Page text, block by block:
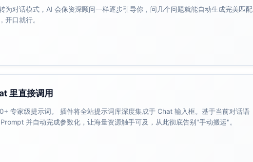
达到500+，参赛者覆盖全国范围。
关话题在社交媒体平台曝光总量达到50万，转发、互动量达到2万次。
交用户链接自主生成（引导到活动页面）。
，设计大赛海报与活动页面；联系潜在合作的KOL与社区。
每日监控数据以抓住突发热点，推动再传播。
奖名单；同步宣传优秀作品。
（含摄影代金券、定制周边等）。
宣传海报设计、广告设计、活动页面搭建）。
为对话模式，AI 会像资深顾问一样逐步引导你，问几个问题就能自动生成完美匹配
开口就行。
里直接调用
专家级提示词。 插件将全站提示词库深度集成于 Chat 输入框。基于当前对话语
并自动完成参数化，让海量资源触手可及，从此彻底告别"手动搬运"。